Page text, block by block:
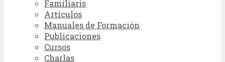
Familiaris
Artículos
Manuales de Formación
Publicaciones
Cursos
Charlas